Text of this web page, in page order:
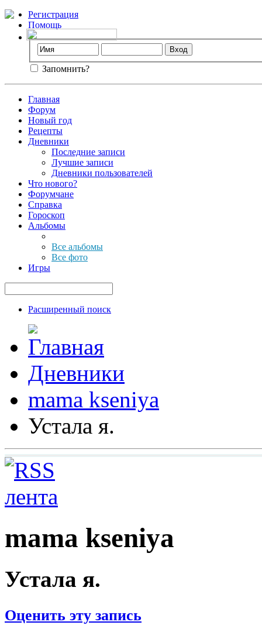
Регистрация
Помощь
Запомнить?
Главная
Форум
Новый год
Рецепты
Дневники
Последние записи
Лучшие записи
Дневники пользователей
Что нового?
Форумчане
Справка
Гороскоп
Альбомы
Все альбомы
Все фото
Игры
Расширенный поиск
Дневники
mama kseniya
Устала я.
mama kseniya
Устала я.
Оценить эту запись